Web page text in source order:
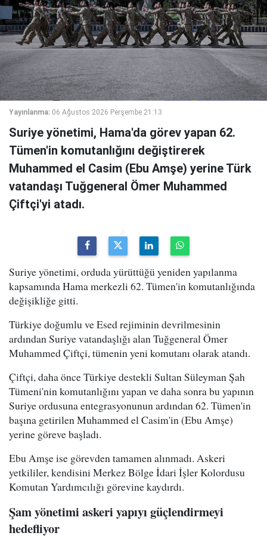
Yayınlanma: 06 Ağustos 2026 Perşembe 21:13
Suriye yönetimi, Hama'da görev yapan 62.
Tümen'in komutanlığını değiştirerek
Muhammed el Casim (Ebu Amşe) yerine Türk
vatandaşı Tuğgeneral Ömer Muhammed
Çiftçi'yi atadı.
Suriye yönetimi, orduda yürüttüğü yeniden yapılanma
kapsamında Hama merkezli 62. Tümen'in komutanlığında
değişikliğe gitti.
Türkiye doğumlu ve Esed rejiminin devrilmesinin
ardından Suriye vatandaşlığı alan Tuğgeneral Ömer
Muhammed Çiftçi, tümenin yeni komutanı olarak atandı.
Çiftçi, daha önce Türkiye destekli Sultan Süleyman Şah
Tümeni'nin komutanlığını yapan ve daha sonra bu yapının
Suriye ordusuna entegrasyonunun ardından 62. Tümen'in
başına getirilen Muhammed el Casim'in (Ebu Amşe)
yerine göreve başladı.
Ebu Amşe ise görevden tamamen alınmadı. Askeri
yetkililer, kendisini Merkez Bölge İdari İşler Kolordusu
Komutan Yardımcılığı görevine kaydırdı.
Şam yönetimi askeri yapıyı güçlendirmeyi
hedefliyor